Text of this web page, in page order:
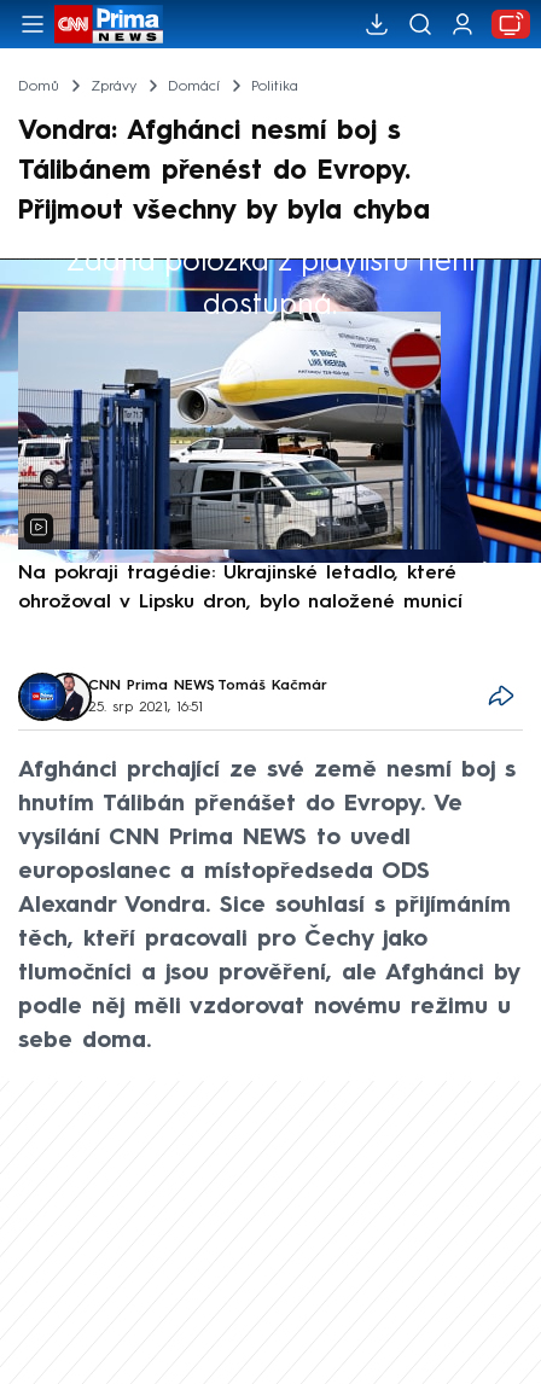
Domů Zprávy Domácí Politika
Vondra: Afghánci nesmí boj s
Tálibánem přenést do Evropy.
Přijmout všechny by byla chyba
Žádná položka z playlistu není
dostupná.
Výběr redakce
Na pokraji tragédie: Ukrajinské letadlo, které
ohrožoval v Lipsku dron, bylo naložené municí
CNN Prima NEWS, Tomáš Kačmár
25. srp 2021, 16:51
Afghánci prchající ze své země nesmí boj s
hnutím Tálibán přenášet do Evropy. Ve
vysílání CNN Prima NEWS to uvedl
europoslanec a místopředseda ODS
Alexandr Vondra. Sice souhlasí s přijímáním
těch, kteří pracovali pro Čechy jako
tlumočníci a jsou prověření, ale Afghánci by
podle něj měli vzdorovat novému režimu u
sebe doma.